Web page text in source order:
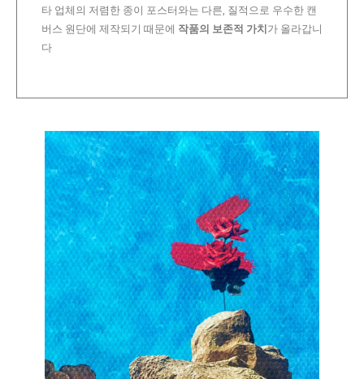
타 업체의 저렴한 종이 포스터와는 다른, 질적으로 우수한 캔
버스 원단에 제작되기 때문에 작품의 보존적 가치 가 올라갑니
다